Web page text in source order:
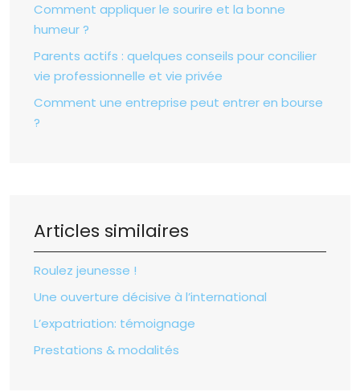
Comment appliquer le sourire et la bonne
humeur ?
Parents actifs : quelques conseils pour concilier
vie professionnelle et vie privée
Comment une entreprise peut entrer en bourse
?
Articles similaires
Roulez jeunesse !
Une ouverture décisive à l’international
L’expatriation: témoignage
Prestations & modalités